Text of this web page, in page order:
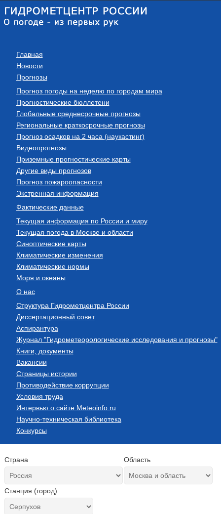
Главная
Новости
Прогнозы
Прогноз погоды на неделю по городам мира
Прогностические бюллетени
Глобальные среднесрочные прогнозы
Региональные краткосрочные прогнозы
Прогноз осадков на 2 часа (наукастинг)
Видеопрогнозы
Приземные прогностические карты
Другие виды прогнозов
Прогноз пожароопасности
Экстренная информация
Фактические данные
Текущая информация по России и миру
Текущая погода в Москве и области
Синоптические карты
Климатические изменения
Климатические нормы
Моря и океаны
О нас
Структура Гидрометцентра России
Диссертационный совет
Аспирантура
Журнал "Гидрометеорологические исследования и прогнозы"
Книги, документы
Вакансии
Страницы истории
Противодействие коррупции
Условия труда
Интервью о сайте Meteoinfo.ru
Научно-техническая библиотека
Конкурсы
Страна Область
Станция (город)